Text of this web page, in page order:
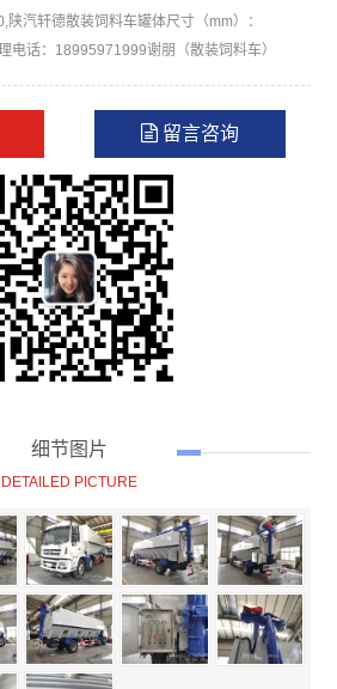
陕汽轩德散装饲料车罐体尺寸（mm）：
电话：18995971999谢朋（散装饲料车）
留言咨询
细节图片
DETAILED PICTURE